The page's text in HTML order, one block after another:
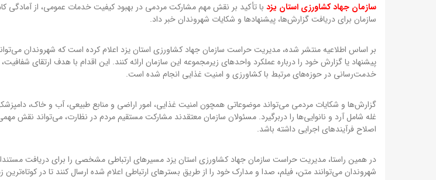
سازمان جهاد کشاورزی استان یزد با تأکید بر نقش مهم مشارکت مردمی در بهبود کیفیت خدمات عمومی، از آمادگی
سازمان برای دریافت گزارش‌ها، پیشنهادها و شکایات شهروندان خبر داد.
بر اساس اطلاعیه منتشر شده، مدیریت حراست سازمان جهاد کشاورزی استان یزد اعلام کرده است که شهروندان
پیشنهاد یا گزارش خود را درباره عملکرد واحدهای زیرمجموعه این سازمان ارائه کنند. این اقدام با هدف ارتقای
خدمت‌رسانی در حوزه‌های مرتبط با کشاورزی و امنیت غذایی انجام شده است.
گزارش‌ها و شکایات مردمی می‌تواند موضوعاتی همچون امنیت غذایی، امور اراضی و منابع طبیعی، آب و خاک،
غله شامل آرد و نانوایی‌ها را دربرگیرد. مسئولان سازمان معتقدند مشارکت مستقیم مردم در نظارت، می‌تواند نقش
اصلاح فرآیندهای اجرایی داشته باشد.
در همین راستا، مدیریت حراست سازمان جهاد کشاورزی استان یزد مسیرهای ارتباطی مشخصی را برای دریافت
شهروندان می‌توانند متن، فیلم، صدا و مدارک خود را از طریق بسترهای ارتباطی اعلام شده ارسال کنند تا در